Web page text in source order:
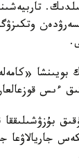
بويىنشا
ءىس
بۇزۋشىلىققا